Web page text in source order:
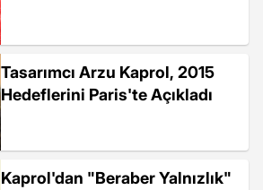
Tasarımcı Arzu Kaprol, 2015
Hedeflerini Paris'te Açıkladı
Kaprol'dan "Beraber Yalnızlık"